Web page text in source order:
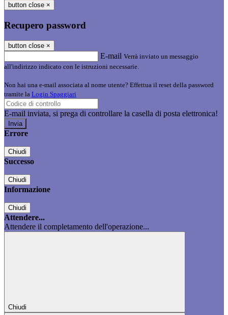
button close ×
Recupero password
button close ×
E-mail Verrà inviato un messaggio
all'indirizzo indicato con le istruzioni necessarie.
Non hai una e-mail associata al nome utente? Effettua il reset della password
tramite la Login Spaggiari
E-mail inviata, si prega di controllare la casella di posta elettronica!
Errore
Chiudi
Successo
Chiudi
Informazione
Chiudi
Attendere...
Attendere il completamento dell'operazione...
Chiudi